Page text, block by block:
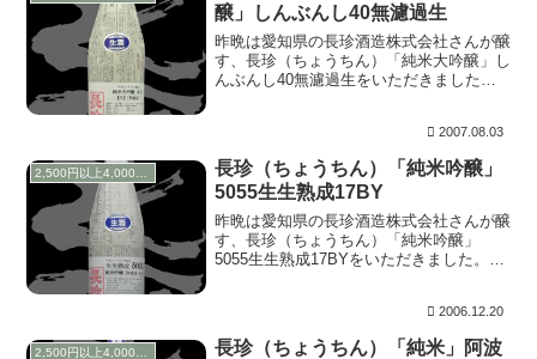
醸」しんぶんし40無濾過生
昨晩は愛知県の長珍酒造株式会社さんが醸
す、長珍（ちょうちん）「純米大吟醸」し
んぶんし40無濾過生をいただきました。
ニラのように香ります。含むと、生酒らし
いラムネの含...
2007.08.03
長珍（ちょうちん）「純米吟醸」
5055生生熟成17BY
昨晩は愛知県の長珍酒造株式会社さんが醸
す、長珍（ちょうちん）「純米吟醸」
5055生生熟成17BYをいただきました。以
仕込んだお酒をそのままサーマルタンクに
て約1年、...
2006.12.20
長珍（ちょうちん）「純米」阿波